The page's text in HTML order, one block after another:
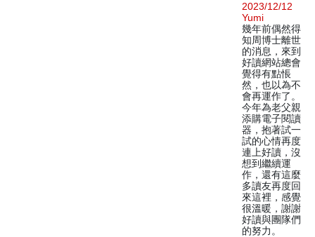
2023/12/12
Yumi
幾年前偶然得
知周博士離世
的消息，來到
好讀網站總會
覺得有點悵
然，也以為不
會再運作了。
今年為老父親
添購電子閱讀
器，抱著試一
試的心情再度
連上好讀，沒
想到繼續運
作，還有這麼
多讀友再度回
來這裡，感覺
很溫暖，謝謝
好讀與團隊們
的努力。